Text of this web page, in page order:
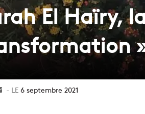
El Haïry,
Envoyer6 septembre 2021